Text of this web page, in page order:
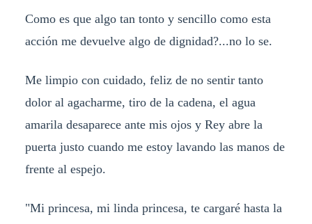
Como es que algo tan tonto y sencillo como esta
acción me devuelve algo de dignidad?...no lo se.
Me limpio con cuidado, feliz de no sentir tanto
dolor al agacharme, tiro de la cadena, el agua
amarila desaparece ante mis ojos y Rey abre la
puerta justo cuando me estoy lavando las manos de
frente al espejo.
"Mi princesa, mi linda princesa, te cargaré hasta la